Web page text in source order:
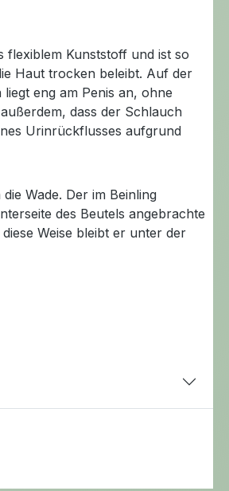
flexiblem Kunststoff und ist so
Haut trocken beleibt. Auf der
eng am Penis an, ohne
dass der Schlauch
Urinrückflusses aufgrund
Wade. Der im Beinling
des Beutels angebrachte
Weise bleibt er unter der